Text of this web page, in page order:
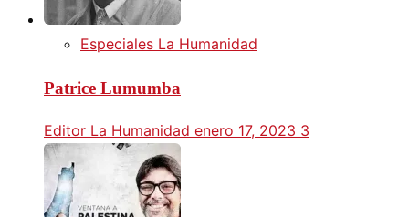
Especiales La Humanidad
Patrice Lumumba
Editor La Humanidad enero 17, 2023 3